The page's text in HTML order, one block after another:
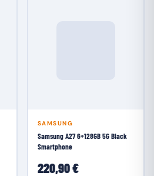
SAMSUNG
Samsung A27 6+128GB 5G Black
Smartphone
220,90 €